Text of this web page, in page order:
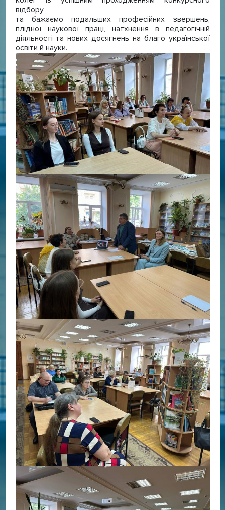
відбору
та бажаємо подальших професійних звершень,
плідної наукової праці, натхнення в педагогічній
діяльності та нових досягнень на благо української
освіти й науки.